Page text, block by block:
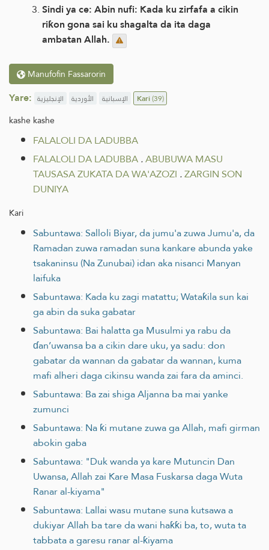
Sindi ya ce: Abin nufi: Kada ku zirfafa a cikin
riƙon gona sai ku shagalta da ita daga
ambatan Allah.
Manufofin Fassarorin
Yare: الإنجليزية الأوردية الإسبانية Kari(39)
kashe kashe
FALALOLI DA LADUBBA
FALALOLI DA LADUBBA.ABUBUWA MASU
TAUSASA ZUKATA DA WA'AZOZI .ZARGIN SON
DUNIYA
Kari
Sabuntawa: Salloli Biyar, da jumu'a zuwa Jumu'a, da
Ramadan zuwa ramadan suna kankare abunda yake
tsakaninsu (Na Zunubai) idan aka nisanci Manyan
laifuka
Sabuntawa: Kada ku zagi matattu; Wataƙila sun kai
ga abin da suka gabatar
Sabuntawa: Bai halatta ga Musulmi ya rabu da
ɗan’uwansa ba a cikin dare uku, ya sadu: don
gabatar da wannan da gabatar da wannan, kuma
mafi alheri daga cikinsu wanda zai fara da aminci.
Sabuntawa: Ba zai shiga Aljanna ba mai yanke
zumunci
Sabuntawa: Na ƙi mutane zuwa ga Allah, mafi girman
abokin gaba
Sabuntawa: "Duk wanda ya kare Mutuncin Dan
Uwansa, Allah zai Kare Masa Fuskarsa daga Wuta
Ranar al-kiyama"
Sabuntawa: Lallai wasu mutane suna kutsawa a
dukiyar Allah ba tare da wani haƙƙi ba, to, wuta ta
tabbata a garesu ranar al-ƙiyama